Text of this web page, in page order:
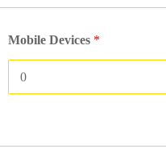
Mobile Devices *